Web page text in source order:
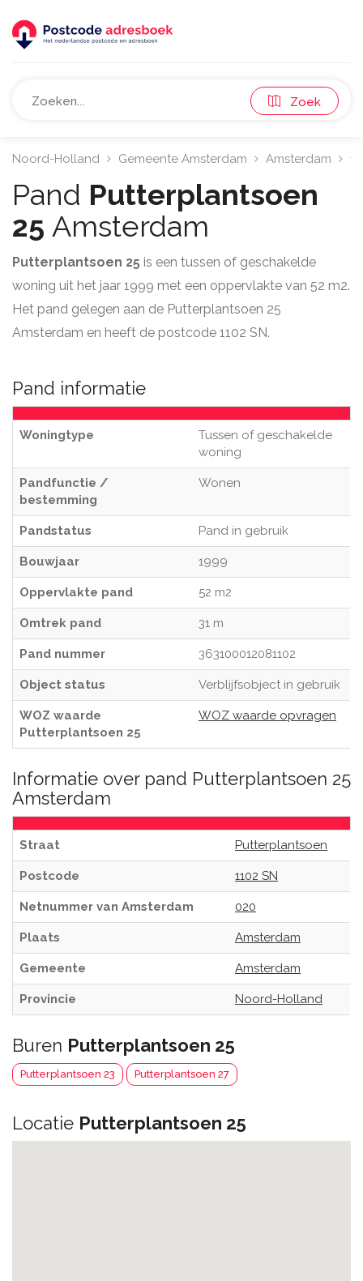
Zoek
Noord-Holland Gemeente Amsterdam Amsterdam
Pand Putterplantsoen
25 Amsterdam
Putterplantsoen 25 is een tussen of geschakelde
woning uit het jaar 1999 met een oppervlakte van 52 m2.
Het pand gelegen aan de Putterplantsoen 25
Amsterdam en heeft de postcode 1102 SN.
Pand informatie
Woningtype
Tussen of geschakelde
woning
Pandfunctie /
bestemming
Wonen
Pandstatus Pand in gebruik
Bouwjaar 1999
Oppervlakte pand 52 m2
Omtrek pand 31 m
Pand nummer 363100012081102
Object status Verblijfsobject in gebruik
WOZ waarde
Putterplantsoen 25
WOZ waarde opvragen
Informatie over pand Putterplantsoen 25
Amsterdam
Straat Putterplantsoen
Postcode 1102 SN
Netnummer van Amsterdam 020
Plaats Amsterdam
Gemeente Amsterdam
Provincie Noord-Holland
Buren Putterplantsoen 25
Putterplantsoen 23 Putterplantsoen 27
Locatie Putterplantsoen 25